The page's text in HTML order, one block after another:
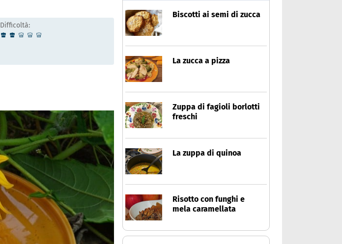
Difficoltà:
Biscotti ai semi di zucca
La zucca a pizza
Zuppa di fagioli borlotti
freschi
La zuppa di quinoa
Risotto con funghi e
mela caramellata